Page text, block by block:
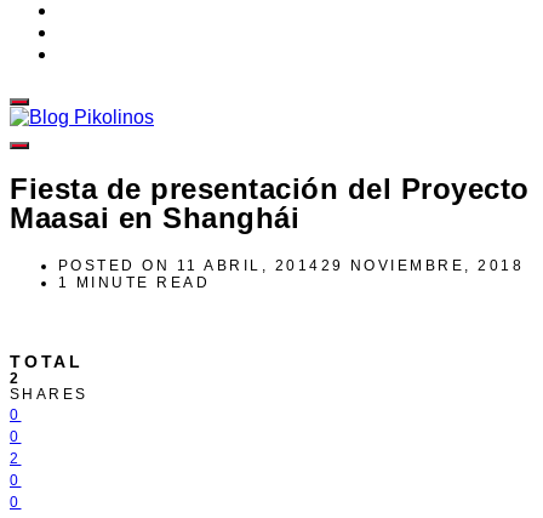
Fiesta de presentación del Proyecto
Maasai en Shanghái
POSTED ON 11 ABRIL, 2014 29 NOVIEMBRE, 2018
1 MINUTE READ
TOTAL
2
SHARES
0
0
2
0
0